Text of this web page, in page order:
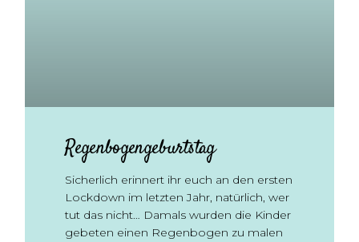
Regenbogengeburtstag
Sicherlich erinnert ihr euch an den ersten
Lockdown im letzten Jahr, natürlich, wer
tut das nicht… Damals wurden die Kinder
gebeten einen Regenbogen zu malen